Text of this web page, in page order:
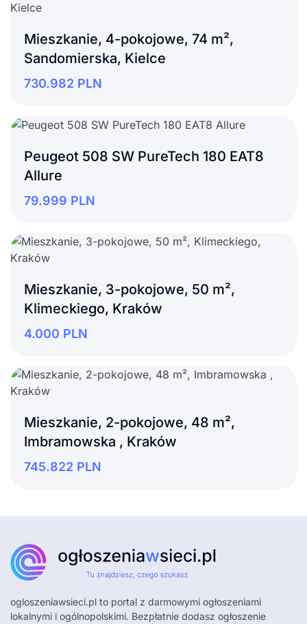
Mieszkanie, 4-pokojowe, 74 m²,
Sandomierska, Kielce
730.982 PLN
Peugeot 508 SW PureTech 180 EAT8
Allure
79.999 PLN
Mieszkanie, 3-pokojowe, 50 m²,
Klimeckiego, Kraków
4.000 PLN
Mieszkanie, 2-pokojowe, 48 m²,
Imbramowska , Kraków
745.822 PLN
ogloszeniawsieci.pl to portal z darmowymi ogłoszeniami
lokalnymi i ogólnopolskimi. Bezpłatnie dodasz ogłoszenie